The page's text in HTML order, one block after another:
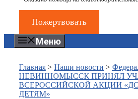
Пожертвовать
Меню
Главная > Наши новости >
НЕВИННОМЫССК ПРИНЯЛ
ВСЕРОССИЙСКОЙ АКЦИИ
ДЕТЯМ»